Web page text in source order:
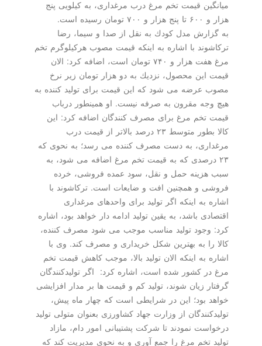
میانگین قیمت تخم مرغ درب مرغداری، به كیلویی پنج
به گزارش مدل كودك به نقل از صدا و سیما، رضا
تركاشوند با اشاره به اینكه قیمت مصوب هركیلوگرم تخم
مرغ هفت هزار و ۷۴۰ تومان است، اضافه كرد: الان
قیمت این محصول، نزدیك به دو هزار تومان زیر نرخ
مصوب عرضه می شود كه این قیمت برای تولید كننده به
هیچ وجه مقرون به صرفه نیست. او همینطور درباب
قیمت تخم مرغ برای مصرف كنندگان اضافه كرد: این
كالا بطور متوسط ۲۳ درصد بالاتر از قیمت درب
مرغداری، به دست مصرف كننده می رسد؛ به نحوی كه
۲۳ درصدی كه به قیمت تخم مرغ اضافه می شود، به
سبب هزینه حمل و نقل، سود عمده فروشی، خرده
فروشی و همچنین افت و ضایعات است. تركاشوند با
اشاره به اینكه اگر تولید برای واحدهای مرغداری
اقتصادی باشد، به یقین تولید ادامه دار خواهد بود، اشاره
كرد: وجود تولید مناسب موجب می شود مصرف كننده،
كالا را به بهترین شكل خریداری و مصرف كند. وی با
اشاره به اینكه الان تولید بالا، موجب كاهش قیمت تخم
مرغ در كشور شده است، اشاره كرد: ​ اگر تولیدكنندگان
گرفتار زیان شوند، تولید كم و قیمت ها بر مدار افزایشی
خواهد بود؛ این در شرایطی است كه چهار ماه پیش،
تولیدكنندگان از وزارت جهاد كشاورزی بعنوان متولی تولید
درخواست نمودند تا شركت پشتیبانی امور دام، مازاد
تولید تخم مرغ را جمع آوری و به نحوی مدیریت كند كه